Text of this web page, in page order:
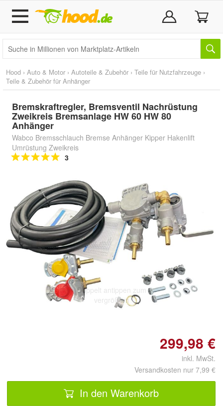
Hood › Auto & Motor › Autoteile & Zubehör › Teile für Nutzfahrzeuge ›
Teile & Zubehör für Anhänger
Bremskraftregler, Bremsventil Nachrüstung
Zweikreis Bremsanlage HW 60 HW 80
Anhänger
Wabco Bremsschlauch Bremse Anhänger Kipper Hakenlift
Umrüstung Zweikreis
3
Doppelt antippen zum
vergrößern
299,98 €
inkl. MwSt.
Versandkosten nur 7,99 €
In den Warenkorb